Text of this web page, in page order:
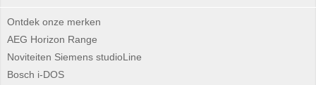
Ontdek onze merken
AEG Horizon Range
Noviteiten Siemens studioLine
Bosch i-DOS